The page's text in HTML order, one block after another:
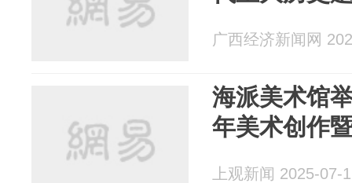
广西经济新闻网
海派美术馆
年美术创作
上观新闻 2025-07-